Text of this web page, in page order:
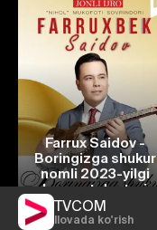
TVCOM
Ilovada ko'rish
Farrux Saidov -
Boringizga shukur
nomli 2023-yilgi
konsert dasturi